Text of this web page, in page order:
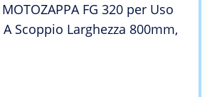
FG 320 per Uso
A Scoppio Larghezza 800mm,